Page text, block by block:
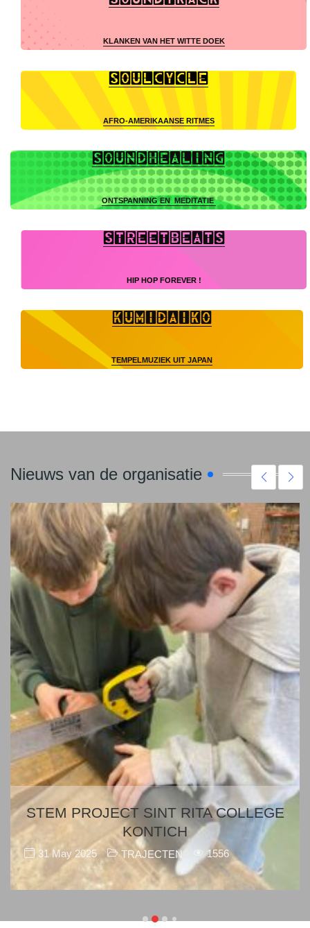
KLANKEN VAN HET WITTE DOEK
SOULCYCLE
AFRO-AMERIKAANSE RITMES
soundhealing
ONTSPANNING EN MEDITATIE
sTREETBEATS
HIP HOP FOREVER !
KUMIDAIKO
TEMPELMUZIEK UIT JAPAN
Nieuws van de organisatie
STEM PROJECT SINT RITA COLLEGE
KONTICH
31 May 2025 TRAJECTEN 1556